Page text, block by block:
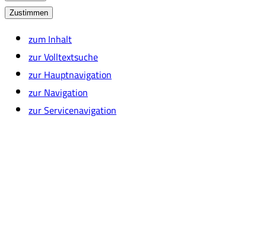
Zustimmen
zum Inhalt
zur Volltextsuche
zur Hauptnavigation
zur Navigation
zur Servicenavigation